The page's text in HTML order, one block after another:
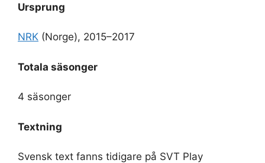
Ursprung
NRK (Norge), 2015–2017
Totala säsonger
4 säsonger
Textning
Svensk text fanns tidigare på SVT Play